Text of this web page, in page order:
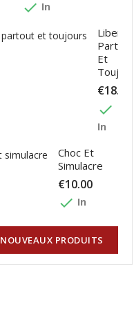
done In
Liberté
Partout
Et
Toujours
€18.00
done
In
Choc Et
Simulacre
€10.00
done In
NOUVEAUX PRODUITS